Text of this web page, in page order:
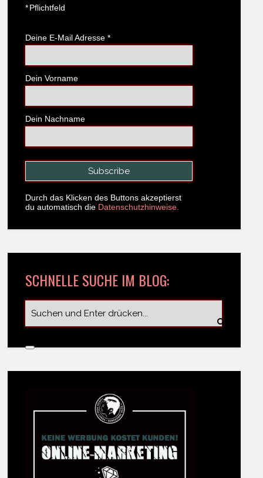
*Pflichtfeld
Deine E-Mail Adresse *
Dein Vorname
Dein Nachname
Durch das Klicken des Buttons akzeptierst
du automatisch die Datenschutzhinweise.
SCHNELLE SUCHE IM BLOG: